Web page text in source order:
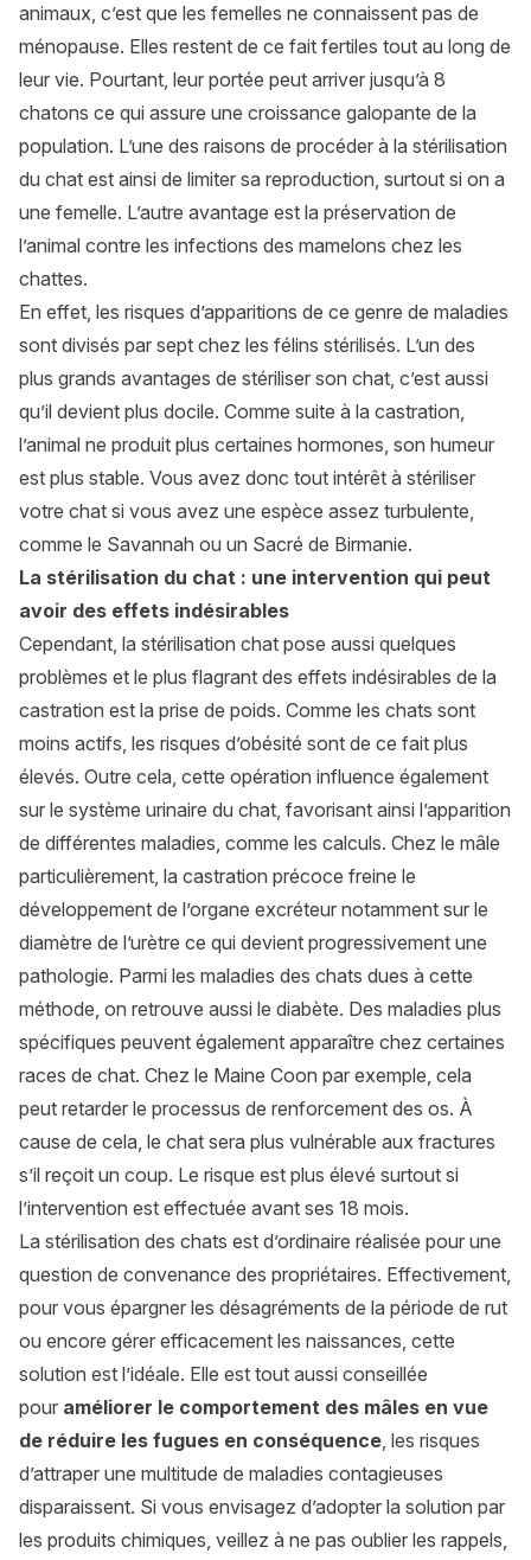
animaux, c’est que les femelles ne connaissent pas de
ménopause. Elles restent de ce fait fertiles tout au long de
leur vie. Pourtant, leur portée peut arriver jusqu’à 8
chatons ce qui assure une croissance galopante de la
population. L’une des raisons de procéder à la stérilisation
du chat est ainsi de limiter sa reproduction, surtout si on a
une femelle. L’autre avantage est la préservation de
l’animal contre les infections des mamelons chez les
chattes.
En effet, les risques d’apparitions de ce genre de maladies
sont divisés par sept chez les félins stérilisés. L’un des
plus grands avantages de stériliser son chat, c’est aussi
qu’il devient plus docile. Comme suite à la castration,
l’animal ne produit plus certaines hormones, son humeur
est plus stable. Vous avez donc tout intérêt à stériliser
votre chat si vous avez une espèce assez turbulente,
comme le Savannah ou un Sacré de Birmanie.
La stérilisation du chat : une intervention qui peut
avoir des effets indésirables
Cependant, la stérilisation chat pose aussi quelques
problèmes et le plus flagrant des effets indésirables de la
castration est la prise de poids. Comme les chats sont
moins actifs, les risques d’obésité sont de ce fait plus
élevés. Outre cela, cette opération influence également
sur le système urinaire du chat, favorisant ainsi l’apparition
de différentes maladies, comme les calculs. Chez le mâle
particulièrement, la castration précoce freine le
développement de l’organe excréteur notamment sur le
diamètre de l’urètre ce qui devient progressivement une
pathologie. Parmi les maladies des chats dues à cette
méthode, on retrouve aussi le diabète. Des maladies plus
spécifiques peuvent également apparaître chez certaines
races de chat. Chez le Maine Coon par exemple, cela
peut retarder le processus de renforcement des os. À
cause de cela, le chat sera plus vulnérable aux fractures
s’il reçoit un coup. Le risque est plus élevé surtout si
l’intervention est effectuée avant ses 18 mois.
La stérilisation des chats est d’ordinaire réalisée pour une
question de convenance des propriétaires. Effectivement,
pour vous épargner les désagréments de la période de rut
ou encore gérer efficacement les naissances, cette
solution est l’idéale. Elle est tout aussi conseillée
pour améliorer le comportement des mâles en vue
de réduire les fugues en conséquence, les risques
d’attraper une multitude de maladies contagieuses
disparaissent. Si vous envisagez d’adopter la solution par
les produits chimiques, veillez à ne pas oublier les rappels,